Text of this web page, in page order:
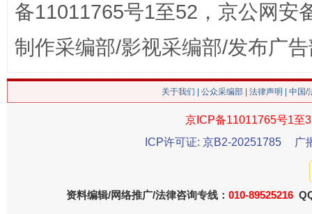
在谋一域中谋全局
今
备11011765号1至52，京公网安
制作采编部/影视采编部/发布广
关于我们 公众采编部 法律声明 | 中国
京ICP备11011765号1至
ICP许可证: 京B2-20251785
广
资料编辑/网络推广/法律咨询专线： 010-89525216